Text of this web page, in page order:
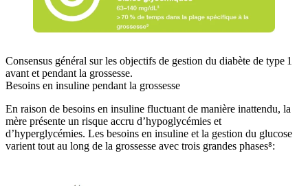
Consensus général sur les objectifs de gestion du diabète de type 1
avant et pendant la grossesse.
Besoins en insuline pendant la grossesse
En raison de besoins en insuline fluctuant de manière inattendu, la
mère présente un risque accru d’hypoglycémies et
d’hyperglycémies. Les besoins en insuline et la gestion du glucose
varient tout au long de la grossesse avec trois grandes phases⁸: